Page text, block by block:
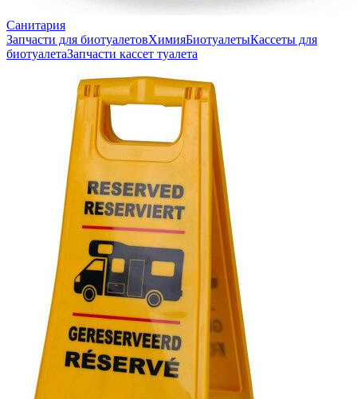
Санитария
Запчасти для биотуалетовХимияБиотуалетыКассеты для
биотуалетаЗапчасти кассет туалета